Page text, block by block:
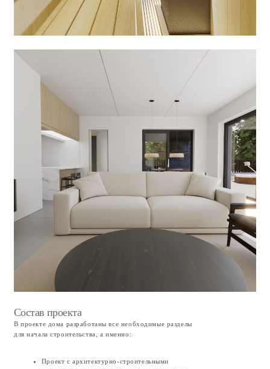
График строительства
В зависимости от времени начала реализации проекта сроки могут
варьироваться. Расчётный период находится в районе 18–20 месяцев, или
примерно два полных строительных сезона. В случае раннего начала
(апрель, начало мая) к концу первого сезона запланировано окончание
внешнего, тёплого контура с переходом ко внутренним работам. Во
втором же сезоне планируется закончить внутренние сети, отделку
интерьера и перейти к чистовой отделке фасада, обустройству участка и
закончить к зиме меблировкой интерьера.
Стоимость строительства
На период лета 2026 года я оцениваю реализацию проекта со встроенной
мебелью в 58 000 000 рублей. Из них 9 000 000 рублей — стоимость
участка и проекта, 49 000 000 рублей — строительство дома.
определить окончательную стоимость строительства можно будет только
влиять правки и пожелания клиента.
На первоначальном этапе выкупается участок земли и оплачивается
~28 млн.
Экономия на покупке
аналогичного, но
готового дома
Себестоимость строительства — 58 000 000 ₽
Стоимость денег (15% х 20 мес.) — 10 996 000 ₽
Цена с наценкой в 25% — 86 245 000 ₽